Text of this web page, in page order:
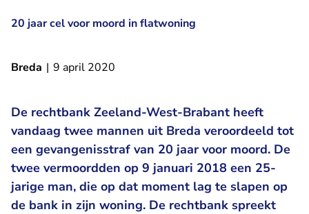
20 jaar cel voor moord in flatwoning
Breda | 9 april 2020
De rechtbank Zeeland-West-Brabant heeft
vandaag twee mannen uit Breda veroordeeld tot
een gevangenisstraf van 20 jaar voor moord. De
twee vermoordden op 9 januari 2018 een 25-
jarige man, die op dat moment lag te slapen op
de bank in zijn woning. De rechtbank spreekt